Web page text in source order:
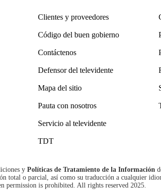
Clientes y proveedores
Código del buen gobierno
Contáctenos
Defensor del televidente
Mapa del sitio
Pauta con nosotros
Servicio al televidente
TDT
y Políticas de Tratamiento de la Información
total o parcial, así como su traducción a cualquier
is prohibited. All rights reserved 2025.